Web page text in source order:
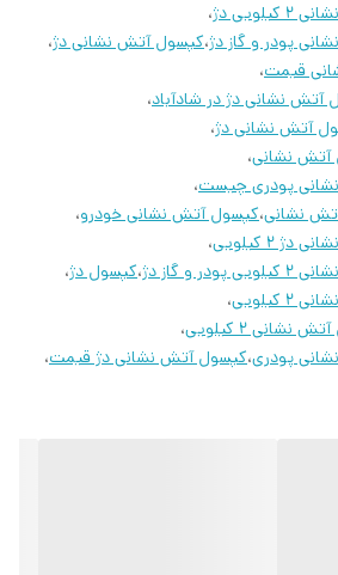
دژ
،
پودر و گاز دژ،کپسول آتش نشانی دژ،
قیمت،
آتش نشانی دژ در شادآباد،
آتش نشانی دژ،
نشانی،
پودری چیست،
نشانی،کپسول آتش نشانی خودرو،
2 کیلویی
،
و گاز دژ
،کپسول دژ،
کیلویی
،
2 کیلویی
،
پودری،کپسول آتش نشانی دژ قیمت،